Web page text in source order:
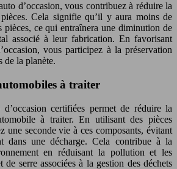
d’occasion, vous contribuez à réduire la
Cela signifie qu’il y aura moins de
pièces, ce qui entraînera une diminution de
associé à leur fabrication. En favorisant
vous participez à la préservation
de la planète.
à traiter
d’occasion certifiées permet de réduire la
à traiter. En utilisant des pièces
une seconde vie à ces composants, évitant
dans une décharge. Cela contribue à la
en réduisant la pollution et les
de serre associées à la gestion des déchets